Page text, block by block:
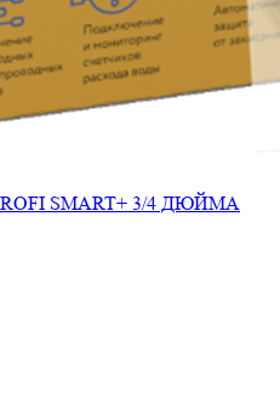
SMART+ 3/4 ДЮЙМА